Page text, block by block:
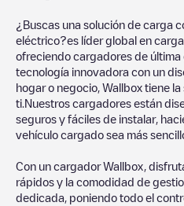
¿Buscas una solución de carga
eléctrico?es líder global en
ofreciendo cargadores de
tecnología innovadora con un
hogar o negocio, Wallbox tiene
ti.Nuestros cargadores están
seguros y fáciles de instalar,
vehículo cargado sea más
Con un cargador Wallbox,
rápidos y la comodidad de
dedicada, poniendo todo el